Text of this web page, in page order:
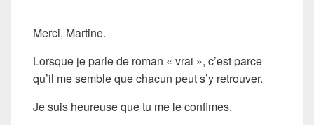
Merci, Martine.
Lorsque je parle de roman « vrai », c’est parce
qu’il me semble que chacun peut s’y retrouver.
Je suis heureuse que tu me le confimes.